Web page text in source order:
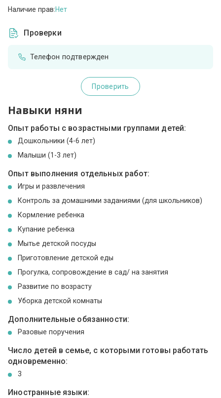
Наличие прав:Нет
Проверки
Телефон подтвержден
Проверить
Навыки няни
Опыт работы с возрастными группами детей:
Дошкольники (4-6 лет)
Малыши (1-3 лет)
Опыт выполнения отдельных работ:
Игры и развлечения
Контроль за домашними заданиями (для школьников)
Кормление ребенка
Купание ребенка
Мытье детской посуды
Приготовление детской еды
Прогулка, сопровождение в сад/ на занятия
Развитие по возрасту
Уборка детской комнаты
Дополнительные обязанности:
Разовые поручения
Число детей в семье, с которыми готовы работать
одновременно:
3
Иностранные языки: